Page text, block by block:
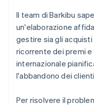
Il team di Barkibu
un'elaborazione
gestire sia gli
ricorrente dei premi
internazionale
l'abbandono dei
Per risolvere il